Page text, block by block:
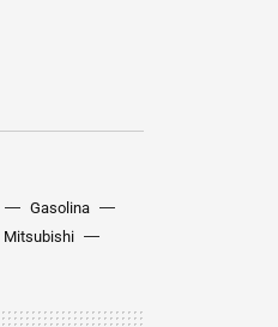
Gasolina
Mitsubishi